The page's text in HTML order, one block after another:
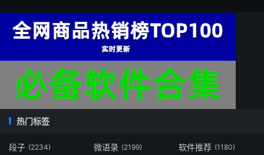
热门标签
段子 (2234) 微语录 (2199) 软件推荐 (1180)